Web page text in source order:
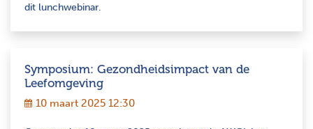
dit lunchwebinar.
Symposium: Gezondheidsimpact van de
Leefomgeving
10 maart 2025 12:30